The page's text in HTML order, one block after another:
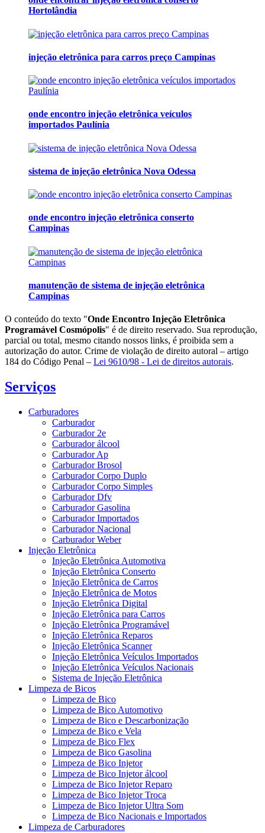
Hortolândia
injeção eletrônica para carros preço Campinas
onde encontro injeção eletrônica veículos
importados Paulínia
sistema de injeção eletrônica Nova Odessa
onde encontro injeção eletrônica conserto
Campinas
manutenção de sistema de injeção eletrônica
Campinas
O conteúdo do texto "Onde Encontro Injeção Eletrônica
Programável Cosmópolis" é de direito reservado. Sua reprodução,
parcial ou total, mesmo citando nossos links, é proibida sem a
autorização do autor. Crime de violação de direito autoral – artigo
184 do Código Penal – Lei 9610/98 - Lei de direitos autorais.
Serviços
Carburadores
Carburador
Carburador 2e
Carburador álcool
Carburador Ap
Carburador Brosol
Carburador Corpo Duplo
Carburador Corpo Simples
Carburador Dfv
Carburador Gasolina
Carburador Importados
Carburador Nacional
Carburador Weber
Injeção Eletrônica
Injeção Eletrônica Automotiva
Injeção Eletrônica Conserto
Injeção Eletrônica de Carros
Injeção Eletrônica de Motos
Injeção Eletrônica Digital
Injeção Eletrônica para Carros
Injeção Eletrônica Programável
Injeção Eletrônica Reparos
Injeção Eletrônica Scanner
Injeção Eletrônica Veículos Importados
Injeção Eletrônica Veículos Nacionais
Sistema de Injeção Eletrônica
Limpeza de Bicos
Limpeza de Bico
Limpeza de Bico Automotivo
Limpeza de Bico e Descarbonização
Limpeza de Bico e Vela
Limpeza de Bico Flex
Limpeza de Bico Gasolina
Limpeza de Bico Injetor
Limpeza de Bico Injetor álcool
Limpeza de Bico Injetor Reparo
Limpeza de Bico Injetor Troca
Limpeza de Bico Injetor Ultra Som
Limpeza de Bico Nacionais e Importados
Limpeza de Carburadores